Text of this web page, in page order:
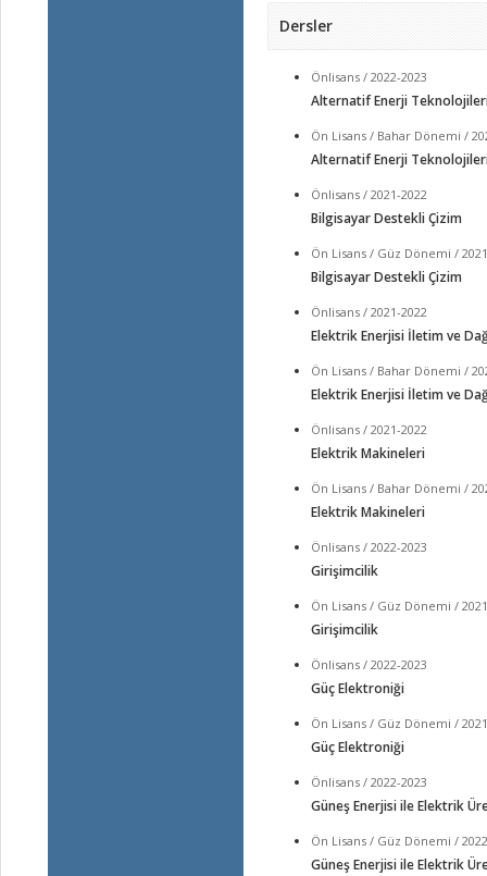
Dersler
Önlisans / 2022-2023
Alternatif Enerji
Ön Lisans / Bahar Dönemi /
Alternatif Enerji
Önlisans / 2021-2022
Bilgisayar Destekli Çizim
Ön Lisans / Güz Dönemi /
Bilgisayar Destekli Çizim
Önlisans / 2021-2022
Elektrik Enerjisi İletim ve
Ön Lisans / Bahar Dönemi /
Elektrik Enerjisi İletim ve
Önlisans / 2021-2022
Elektrik Makineleri
Ön Lisans / Bahar Dönemi /
Elektrik Makineleri
Önlisans / 2022-2023
Girişimcilik
Ön Lisans / Güz Dönemi /
Girişimcilik
Önlisans / 2022-2023
Güç Elektroniği
Ön Lisans / Güz Dönemi /
Güç Elektroniği
Önlisans / 2022-2023
Güneş Enerjisi ile Elektrik
Ön Lisans / Güz Dönemi /
Güneş Enerjisi ile Elektrik